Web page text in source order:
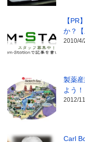
【PR
か？【
2010/4/
製薬
よう
2012/
Carl